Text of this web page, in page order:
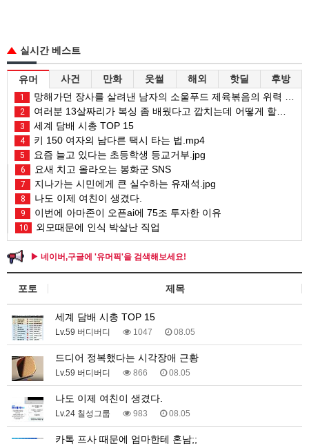
실시간 베스트
유머 사건 만화 웃썰 해외 핫딜 후방
1 망해가던 장사를 살려낸 남자의 소울푸드 제육볶음의 위력 ㅋㅋ
2 여러분 13살짜리가 복싱 좀 배웠다고 깝치는데 어떻게 할까요?
3 세계 담배 시총 TOP 15
4 키 150 여자의 남다른 택시 타는 법.mp4
5 요즘 늘고 있다는 초등학생 등교거부.jpg
6 요새 치고 올라오는 봉화군 SNS
7 지나가는 시민에게 큰 실수하는 유재석.jpg
8 나도 이제 여친이 생겼다.
9 이번에 아마존이 오픈ai에 75조 투자한 이유
10 외모때문에 인식 박살난 직업
▶ 네이버,구글에 '유머픽'을 검색해보세요!
포토 제목
세계 담배 시총 TOP 15
Lv.59 버디버디 1047 08.05
드디어 정복했다는 시각장애 근황
Lv.59 버디버디 866 08.05
나도 이제 여친이 생겼다.
Lv.24 칠성그룹 983 08.05
카톡 프사 때문에 엄마한테 혼남;;